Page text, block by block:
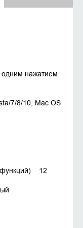
одним нажатием
7/8/10, Mac OS
(функций) 12